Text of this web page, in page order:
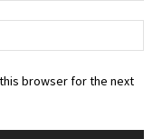
browser for the next